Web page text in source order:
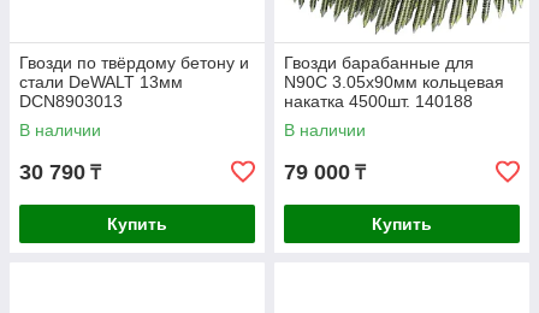
Гвозди по твёрдому бетону и
стали DeWALT 13мм
DCN8903013
В наличии
30 790 ₸
Купить
Гвозди барабанные для
N90C 3.05x90мм кольцевая
накатка 4500шт. 140188
В наличии
79 000 ₸
Купить